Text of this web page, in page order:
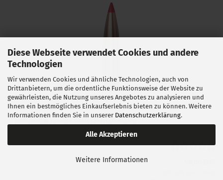
Diese Webseite verwendet Cookies und andere
Technologien
Wir verwenden Cookies und ähnliche Technologien, auch von
Drittanbietern, um die ordentliche Funktionsweise der Website zu
gewährleisten, die Nutzung unseres Angebotes zu analysieren und
Ihnen ein bestmögliches Einkaufserlebnis bieten zu können. Weitere
Informationen finden Sie in unserer Datenschutzerklärung.
Alle Akzeptieren
Weitere Informationen
Hornady .243 ELD Match 108 gr 100 Stück